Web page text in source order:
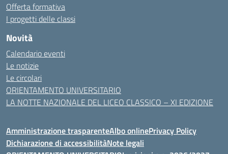
Offerta formativa
I progetti delle classi
Novità
Calendario eventi
Le notizie
Le circolari
ORIENTAMENTO UNIVERSITARIO
LA NOTTE NAZIONALE DEL LICEO CLASSICO – XI EDIZIONE
Amministrazione trasparenteAlbo onlinePrivacy Policy
Dichiarazione di accessibilitàNote legali